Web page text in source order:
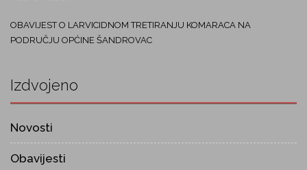
OBAVIJEST O LARVICIDNOM TRETIRANJU KOMARACA NA
PODRUČJU OPĆINE ŠANDROVAC
Izdvojeno
Novosti
Obavijesti